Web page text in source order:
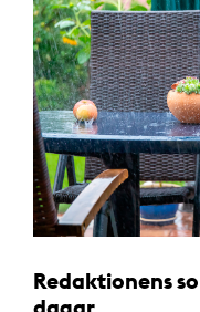
Redaktionens